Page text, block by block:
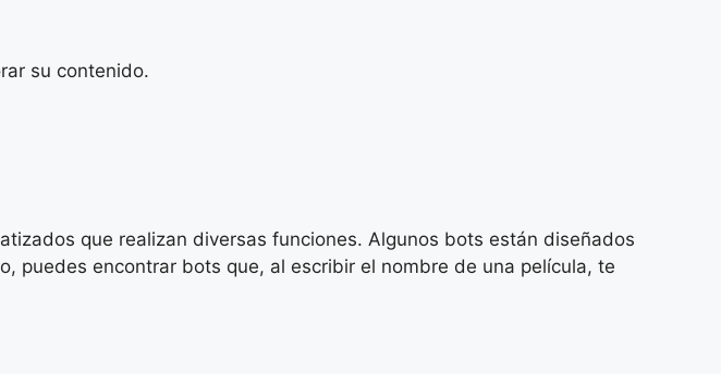
su contenido.
que realizan diversas funciones. Algunos bots están diseñados
puedes encontrar bots que, al escribir el nombre de una película, te